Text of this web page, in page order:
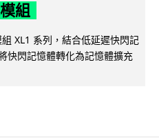
組
XL1 系列，結合低延遲快閃記
快閃記憶體轉化為記憶體擴充